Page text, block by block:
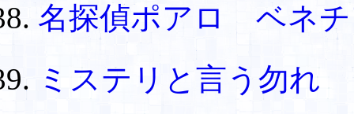
名探偵ポアロ ベネチ
ミステリと言う勿れ